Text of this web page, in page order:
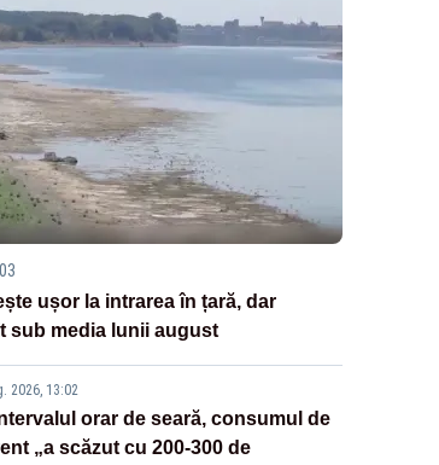
ușor la intrarea în țară, dar
sub media lunii august
2026, 13:02
orar de seară, consumul de
„a scăzut cu 200-300 de